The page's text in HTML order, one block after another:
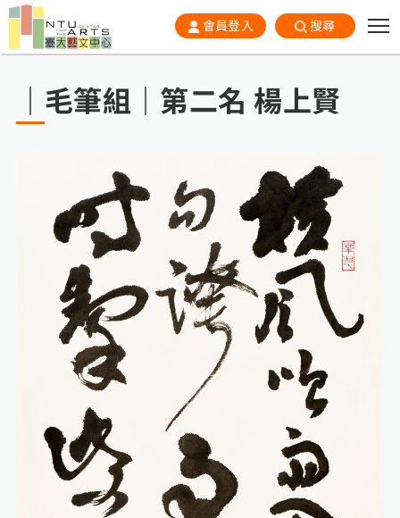
會員登入 搜尋
｜毛筆組｜第二名 楊上賢